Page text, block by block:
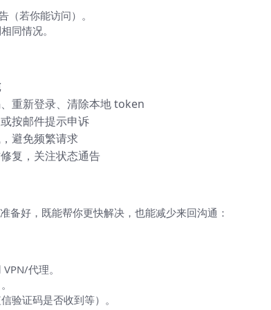
若你能访问）。
同情况。
重新登录、清除本地 token
按邮件提示申诉
避免频繁请求
复，关注状态通告
备好，既能帮你更快解决，也能减少来回沟通：
代理。
验证码是否收到等）。